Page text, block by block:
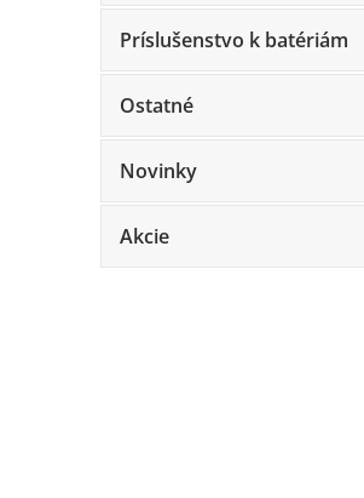
Príslušenstvo k batériám
Ostatné
Novinky
Akcie